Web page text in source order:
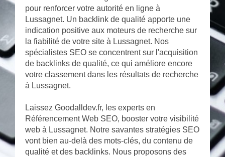
pour renforcer votre autorité en ligne à
Lussagnet. Un backlink de qualité apporte une
indication positive aux moteurs de recherche sur
la fiabilité de votre site à Lussagnet. Nos
spécialistes SEO se concentrent sur l'acquisition
de backlinks de qualité, ce qui améliore encore
votre classement dans les résultats de recherche
à Lussagnet.
Laissez Goodalldev.fr, les experts en
Référencement Web SEO, booster votre visibilité
web à Lussagnet. Notre savantes stratégies SEO
vont bien au-delà des mots-clés, du contenu de
qualité et des backlinks. Nous proposons des